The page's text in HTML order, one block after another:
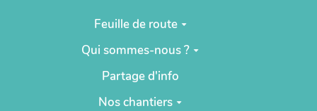
Aller au contenu principal
Feuille de route
Qui sommes-nous ?
Partage d'info
Nos chantiers